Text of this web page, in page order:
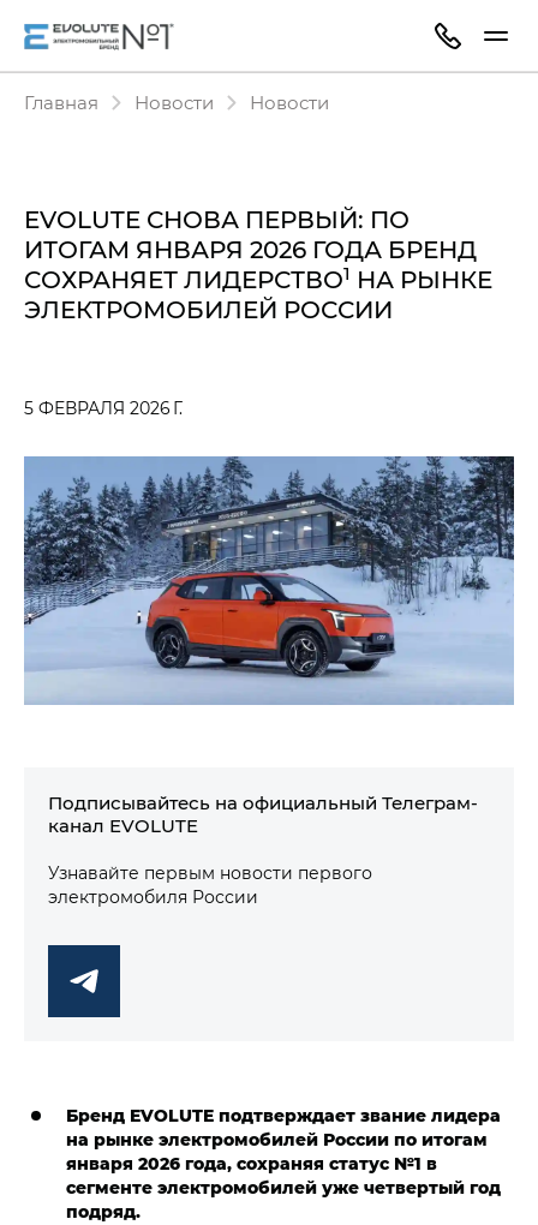
Главная Новости Новости
EVOLUTE СНОВА ПЕРВЫЙ: ПО
ИТОГАМ ЯНВАРЯ 2026 ГОДА БРЕНД
СОХРАНЯЕТ ЛИДЕРСТВО1 НА РЫНКЕ
ЭЛЕКТРОМОБИЛЕЙ РОССИИ
5 ФЕВРАЛЯ 2026 Г.
Подписывайтесь на официальный Телеграм-
канал EVOLUTE
Узнавайте первым новости первого
электромобиля России
Бренд EVOLUTE подтверждает звание лидера
на рынке электромобилей России по итогам
января 2026 года, сохраняя статус №1 в
сегменте электромобилей уже четвертый год
подряд.